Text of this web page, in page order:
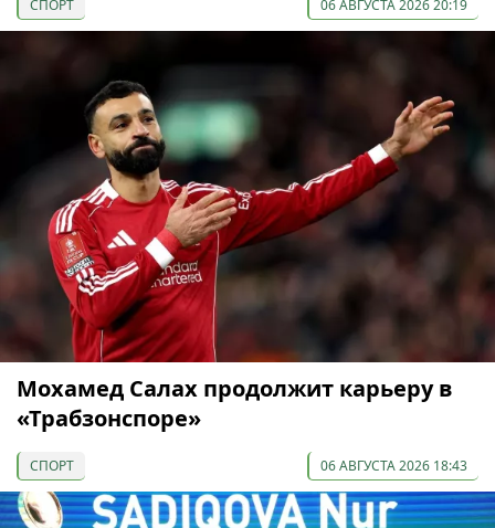
СПОРТ 06 АВГУСТА 2026 20:19
Мохамед Салах продолжит карьеру в
«Трабзонспоре»
СПОРТ 06 АВГУСТА 2026 18:43